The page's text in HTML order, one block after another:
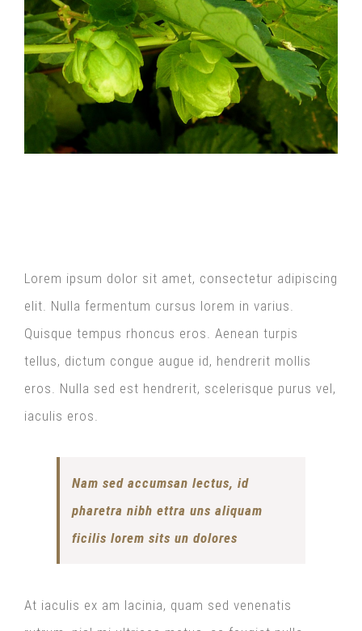
Larger
Image
Lorem ipsum dolor sit amet, consectetur adipiscing
elit. Nulla fermentum cursus lorem in varius.
Quisque tempus rhoncus eros. Aenean turpis
tellus, dictum congue augue id, hendrerit mollis
eros. Nulla sed est hendrerit, scelerisque purus vel,
iaculis eros.
Nam sed accumsan lectus, id
pharetra nibh ettra uns aliquam
ficilis lorem sits un dolores
At iaculis ex am lacinia, quam sed venenatis